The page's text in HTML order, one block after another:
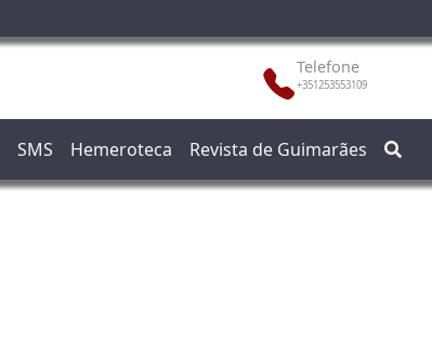
Telefone
+351253553109
SMS Hemeroteca Revista de Guimarães